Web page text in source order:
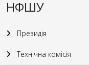
НФШУ
Президія
Технічна комісія